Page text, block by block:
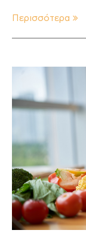
Περισσότερα